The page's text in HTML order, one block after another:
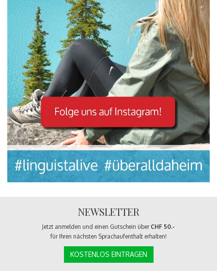
NEWSLETTER
Jetzt anmelden und einen Gutschein über CHF 50.-
für Ihren nächsten Sprachaufenthalt erhalten!
KOSTENLOS EINTRAGEN